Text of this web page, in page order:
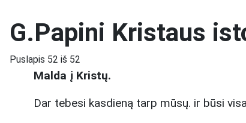
G.Papini Kristaus
Puslapis 52 iš 52
Malda į Kristų.
Dar tebesi kasdieną tarp mūsų. ir būsi